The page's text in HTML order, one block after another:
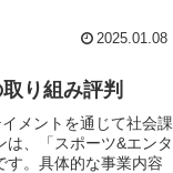
2025.01.08
り組み評判
メントを通じて社会課
、「スポーツ&エンタ
す。具体的な事業内容